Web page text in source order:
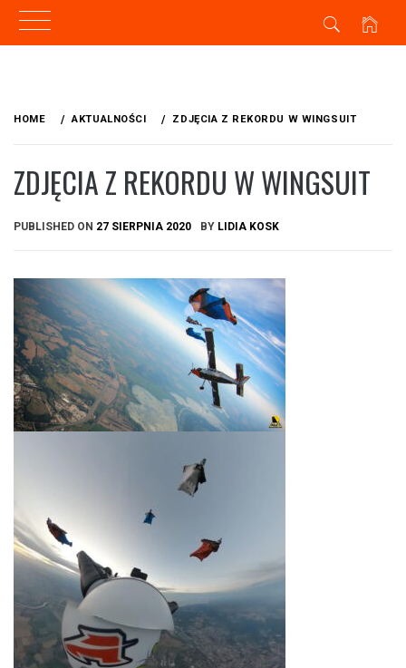
HOME AKTUALNOŚCI ZDJĘCIA Z REKORDU W WINGSUIT
ZDJĘCIA Z REKORDU W WINGSUIT
PUBLISHED ON 27 SIERPNIA 2020 BY LIDIA KOSK